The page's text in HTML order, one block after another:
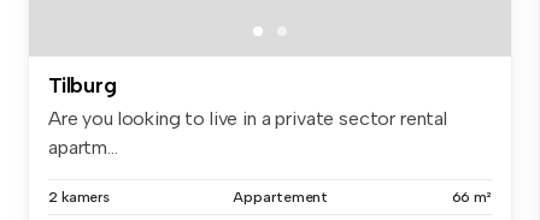
Tilburg
Are you looking to live in a private sector rental
apartm...
2 kamers Appartement 66 m²